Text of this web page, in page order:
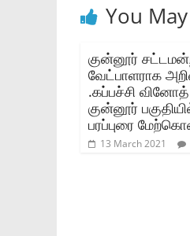
You
குன்னூர்
வேட்பாளராக
.கப்பச்சி
குன்னூர்
பரப்புரை
13 March 2021